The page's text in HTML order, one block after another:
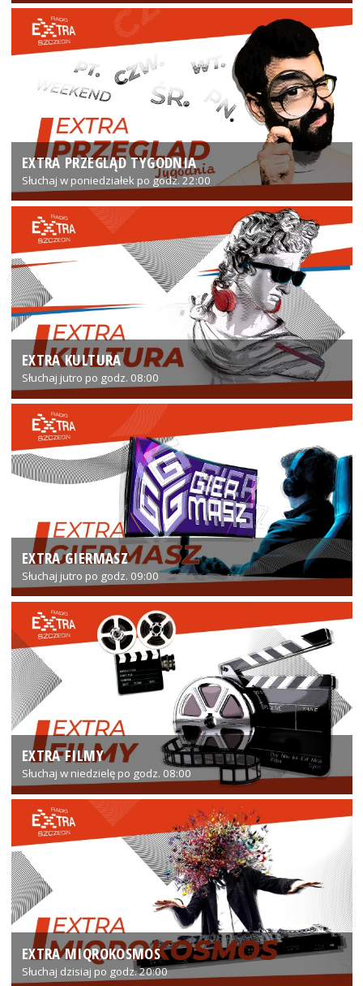
EXTRA PRZEGLĄD TYGODNIA
Słuchaj w poniedziałek po godz. 22:00
EXTRA KULTURA
Słuchaj jutro po godz. 08:00
EXTRA GIERMASZ
Słuchaj jutro po godz. 09:00
EXTRA FILMY
Słuchaj w niedzielę po godz. 08:00
EXTRA MIQROKOSMOS
Słuchaj dzisiaj po godz. 20:00